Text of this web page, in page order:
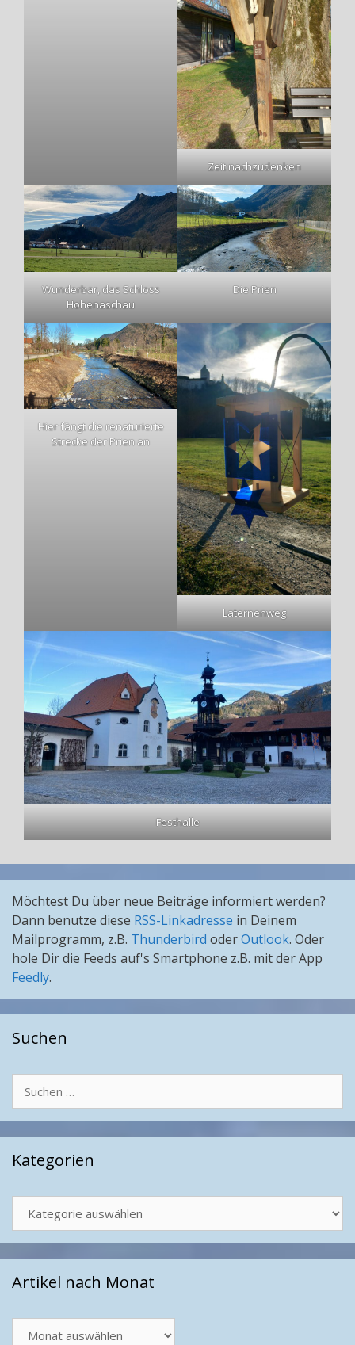
Zeit nachzudenken
Wunderbar, dasSchloss
Hohenaschau
Die Prien
Hier fängt dierenaturierte
Strecke der Prienan
Laternenweg
Festhalle
Möchtest Du über neue Beiträge informiert werden?
Dann benutze diese RSS-Linkadresse in Deinem
Mailprogramm, z.B. Thunderbird oderOutlook. Oder
hole Dir die Feeds auf's Smartphone z.B. mit der App
Feedly.
Suchen
nach:
Kategorien
Artikel nach Monat